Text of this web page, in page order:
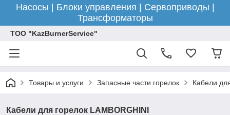
Насосы | Блоки управления | Сервоприводы |
Трансформаторы
ТОО "KazBurnerService"
Товары и услуги Запасные части горелок Кабели
Кабели для горелок LAMBORGHINI